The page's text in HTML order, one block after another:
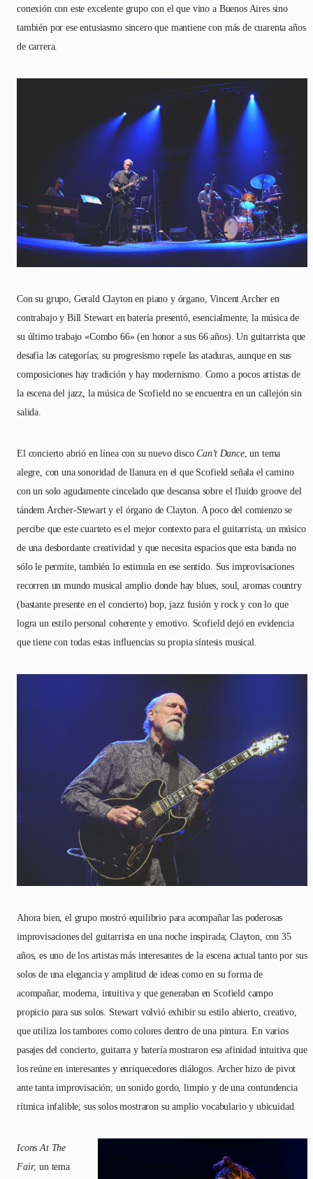
conexión con este excelente grupo con el que vino a Buenos Aires sino
también por ese entusiasmo sincero que mantiene con más de cuarenta años
de carrera.
Con su grupo, Gerald Clayton en piano y órgano, Vincent Archer en
contrabajo y Bill Stewart en batería presentó, esencialmente, la música de
su último trabajo «Combo 66» (en honor a sus 66 años). Un guitarrista que
desafía las categorías; su progresismo repele las ataduras, aunque en sus
composiciones hay tradición y hay modernismo. Como a pocos artistas de
la escena del jazz, la música de Scofield no se encuentra en un callejón sin
salida.
El concierto abrió en línea con su nuevo discoCan’t Dance, un tema
alegre, con una sonoridad de llanura en el que Scofield señala el camino
con un solo agudamente cincelado que descansa sobre el fluido groove del
tándem Archer-Stewart y el órgano de Clayton. A poco del comienzo se
percibe que este cuarteto es el mejor contexto para el guitarrista, un músico
de una desbordante creatividad y que necesita espacios que esta banda no
sólo le permite, también lo estimula en ese sentido. Sus improvisaciones
recorren un mundo musical amplio donde hay blues, soul, aromas country
(bastante presente en el concierto) bop, jazz fusión y rock y con lo que
logra un estilo personal coherente y emotivo. Scofield dejó en evidencia
que tiene con todas estas influencias su propia síntesis musical.
Ahora bien, el grupo mostró equilibrio para acompañar las poderosas
improvisaciones del guitarrista en una noche inspirada; Clayton, con 35
años, es uno de los artistas más interesantes de la escena actual tanto por sus
solos de una elegancia y amplitud de ideas como en su forma de
acompañar, moderna, intuitiva y que generaban en Scofield campo
propicio para sus solos. Stewart volvió exhibir su estilo abierto, creativo,
que utiliza los tambores como colores dentro de una pintura. En varios
pasajes del concierto, guitarra y batería mostraron esa afinidad intuitiva que
los reúne en interesantes y enriquecedores diálogos. Archer hizo de pivot
ante tanta improvisación; un sonido gordo, limpio y de una contundencia
rítmica infalible; sus solos mostraron su amplio vocabulario y ubicuidad.
Icons At The
Fair, un tema